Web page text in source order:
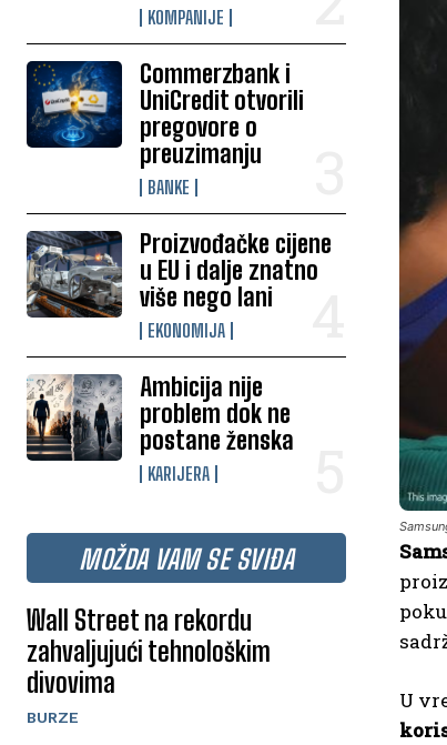
KOMPANIJE
Commerzbank i
UniCredit otvorili
pregovore o
preuzimanju
BANKE
Proizvođačke cijene
u EU i dalje znatno
više nego lani
EKONOMIJA
Ambicija nije
problem dok ne
postane ženska
KARIJERA
MOŽDA VAM SE SVIĐA
Wall Street na rekordu
zahvaljujući tehnološkim
divovima
BURZE
U